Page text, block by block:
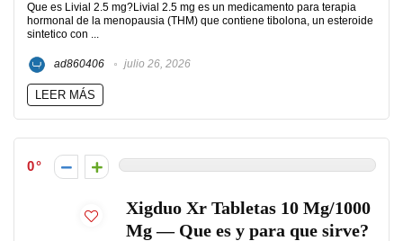
Que es Livial 2.5 mg?Livial 2.5 mg es un medicamento para terapia
hormonal de la menopausia (THM) que contiene tibolona, un esteroide
sintetico con ...
ad860406 julio 26, 2026
LEER MÁS
0
Xigduo Xr Tabletas 10 Mg/1000
Mg — Que es y para que sirve?